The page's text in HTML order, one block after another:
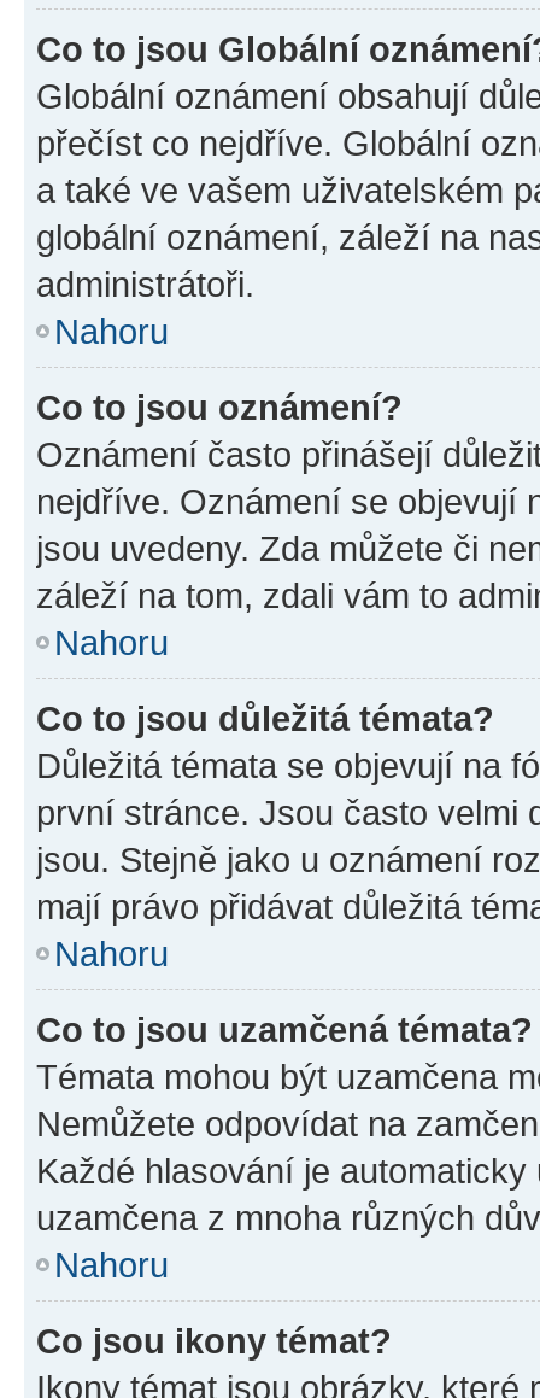
Co to jsou Globální
Globální oznámení obsahují
přečíst co nejdříve. Globální
a také ve vašem uživatelském
globální oznámení, záleží na
administrátoři.
Nahoru
Co to jsou oznámení?
Oznámení často přinášejí
nejdříve. Oznámení se objevují
jsou uvedeny. Zda můžete či
záleží na tom, zdali vám to
Nahoru
Co to jsou důležitá témata?
Důležitá témata se objevují na
první stránce. Jsou často velmi
jsou. Stejně jako u oznámení
mají právo přidávat důležitá
Nahoru
Co to jsou uzamčená témata?
Témata mohou být uzamčena
Nemůžete odpovídat na
Každé hlasování je
uzamčena z mnoha různých
Nahoru
Co jsou ikony témat?
Ikony témat jsou obrázky,